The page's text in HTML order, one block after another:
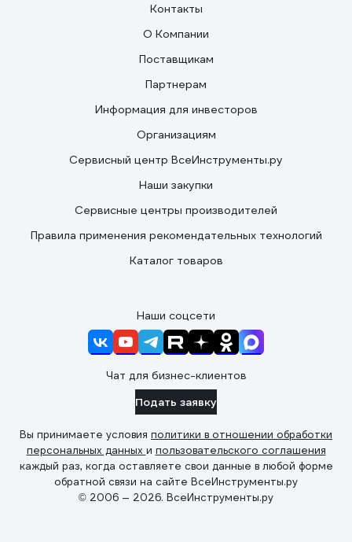
Контакты
О Компании
Поставщикам
Партнерам
Информация для инвесторов
Организациям
Сервисный центр ВсеИнструменты.ру
Наши закупки
Сервисные центры производителей
Правила применения рекомендательных технологий
Каталог товаров
Наши соцсети
Чат для бизнес-клиентов
Подать заявку
Вы принимаете условия политики в отношении обработки
персональных данных и пользовательского соглашения
каждый раз, когда оставляете свои данные в любой форме
обратной связи на сайте ВсеИнструменты.ру
© 2006 — 2026. ВсеИнструменты.ру